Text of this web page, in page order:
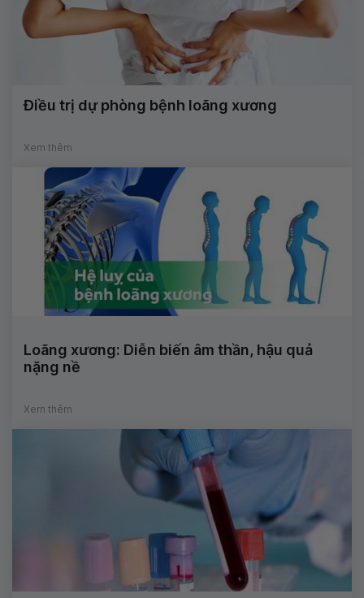
Điều trị dự phòng bệnh loãng xương
Xem thêm
Loãng xương: Diễn biến âm thần, hậu quả
nặng nề
Xem thêm